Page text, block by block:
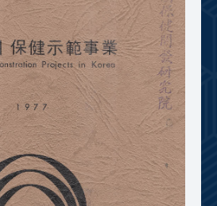
50년 50+1주년 광장